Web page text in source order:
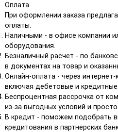
Оплата
При оформлении заказа
оплаты:
Наличными - в офисе компании
оборудования.
Безналичный расчет - по
в документах на товар и
Онлайн-оплата - через
включая дебетовые и кредитные.
Беспроцентная рассрочка от
из-за выгодных условий и
В кредит - поможем подобрать
кредитования в партнерских